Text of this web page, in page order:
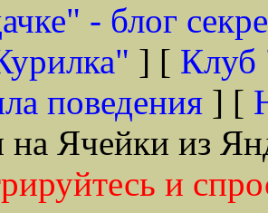
- блог
] [ Клуб
поведения ] [
Ячейки из
и